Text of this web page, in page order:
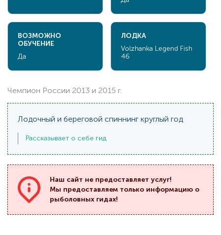
ВОЗМОЖНО
ОБУЧЕНИЕ
Да
ЛОДКА
Volzhanka Legend Fish
46
Чемпион России 2013 и 2015 г.
Лодочный и береговой спиннинг круглый год
Рассказывает о себе гид
Наш сайт не предоставляет услуг!
Мы предоставляем только информацию о
рыболовных гидах!